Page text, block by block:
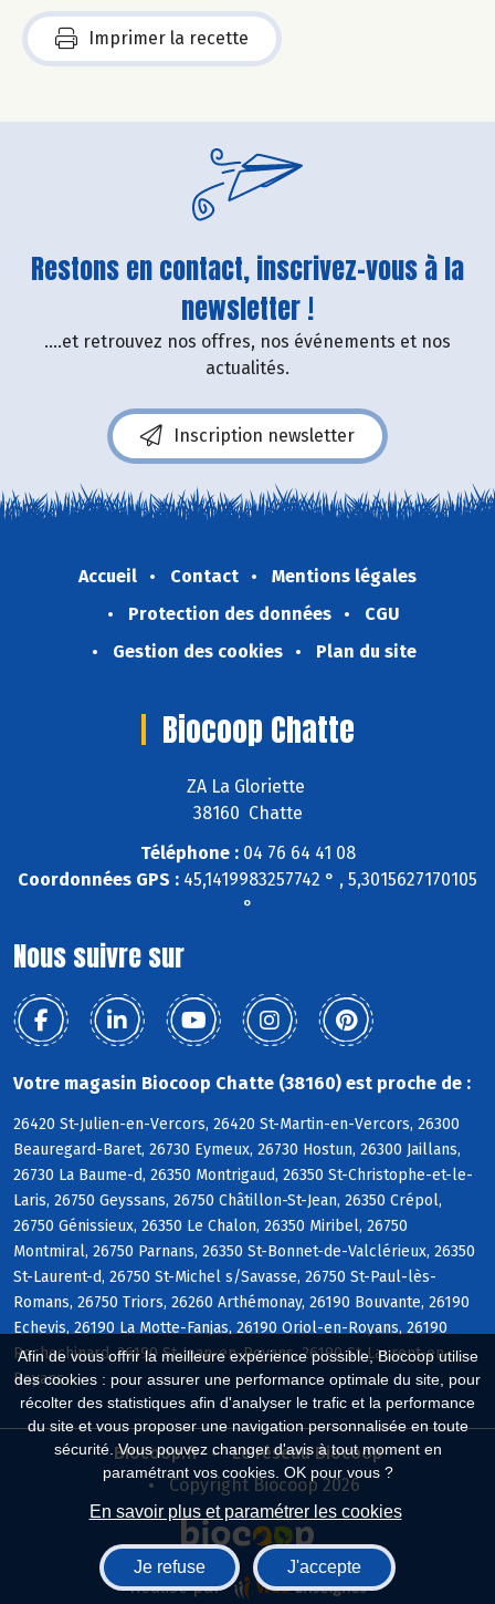
Afin de vous offrir la meilleure expérience possible, Biocoop utilise
des cookies : pour assurer une performance optimale du site, pour
récolter des statistiques afin d'analyser le trafic et la performance
du site et vous proposer une navigation personnalisée en toute
sécurité. Vous pouvez changer d'avis à tout moment en
paramétrant vos cookies. OK pour vous ?
En savoir plus et paramétrer les cookies
Je refuse J'accepte
Imprimer la recette
Restons en contact, inscrivez-vous à la
newsletter !
....et retrouvez nos offres, nos événements et nos
actualités.
Inscription newsletter
Accueil Contact
Mentions légales
Protection des données
CGU
Gestion des cookies
Plan du site
Biocoop Chatte
ZA La Gloriette
38160 Chatte
Téléphone :04 76 64 41 08
Coordonnées GPS : 45,1419983257742 ° , 5,3015627170105
°
Nous suivre sur
Votre magasin Biocoop Chatte (38160) est proche de :
26420 St-Julien-en-Vercors, 26420 St-Martin-en-Vercors, 26300
Beauregard-Baret, 26730 Eymeux, 26730 Hostun, 26300 Jaillans,
26730 La Baume-d, 26350 Montrigaud, 26350 St-Christophe-et-le-
Laris, 26750 Geyssans, 26750 Châtillon-St-Jean, 26350 Crépol,
26750 Génissieux, 26350 Le Chalon, 26350 Miribel, 26750
Montmiral, 26750 Parnans, 26350 St-Bonnet-de-Valclérieux, 26350
St-Laurent-d, 26750 St-Michel s/Savasse, 26750 St-Paul-lès-
Romans, 26750 Triors, 26260 Arthémonay, 26190 Bouvante, 26190
Echevis, 26190 La Motte-Fanjas, 26190 Oriol-en-Royans, 26190
Rochechinard, 26190 St-Jean-en-Royans, 26190 St-Laurent-en-
Royans
Biocoop.fr
Le réseau Biocoop
Copyright Biocoop 2026
Réalisé par